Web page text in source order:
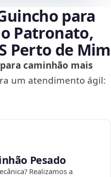
para
Patronato,
Perto de Mim
caminhão mais
um atendimento ágil:
Pesado
Realizamos a